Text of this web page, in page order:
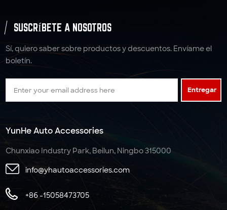
SUSCRÍBETE A NOSOTROS
Sí, quiero saber sobre productos y descuentos. Envíame el
boletín.
Entregar
YunHe Auto Accessories
Chunxiao Industry Park, Beilun, Ningbo 315000
info@yhautoaccessories.com
+86 -15058473705